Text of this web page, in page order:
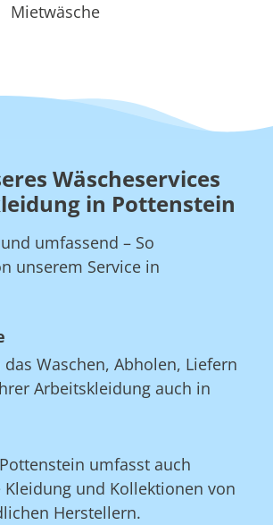
Mietwäsche
Wäscheservices
in Pottenstein
umfassend – So
unserem Service in
Waschen, Abholen, Liefern
Arbeitskleidung auch in
umfasst auch
und Kollektionen von
Herstellern.